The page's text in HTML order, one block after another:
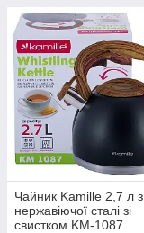
Чайник Kamille 2,7 л з
нержавіючої сталі зі
свистком KM-1087